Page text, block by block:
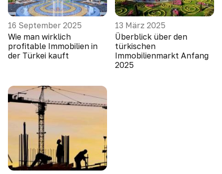
16 September 2025
Wie man wirklich
profitable Immobilien in
der Türkei kauft
13 März 2025
Überblick über den
türkischen
Immobilienmarkt Anfang
2025